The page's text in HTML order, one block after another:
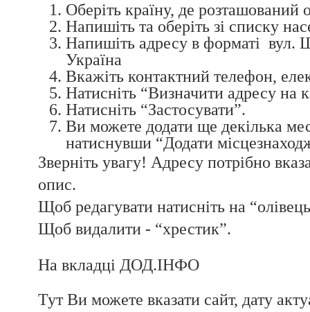
Оберіть країну, де розташований
Напишіть та оберіть зі списку
Напишіть адресу в форматі вул.
Україна
Вкажіть контактний телефон,
Натисніть “Визначити адресу на
Натисніть “Застосувати”.
Ви можете додати ще декілька
натиснувши “Додати
Зверніть увагу! Адресу потрібно
опис.
Щоб редагувати натисніть на
Щоб видалити - “хрестик”.
На вкладці ДОД.ІНФО
Тут Ви можете вказати сайт, дату